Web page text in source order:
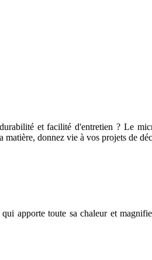
et facilité d'entretien ? Le
donnez vie à vos projets de
apporte toute sa chaleur et